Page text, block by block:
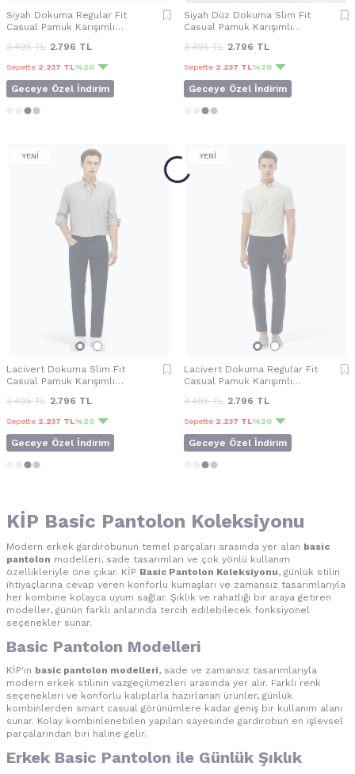
Siyah Dokuma Regular Fit
Casual Pamuk Karışımlı
3.495TL 2.796 TL
Sepette 2.237 TL%20
Geceye Özel İndirim
Siyah Düz Dokuma Slim Fit
Casual Pamuk Karışımlı
3.495TL 2.796 TL
Sepette 2.237 TL%20
Geceye Özel İndirim
YENİ
Lacivert Dokuma Slim Fit
Casual Pamuk Karışımlı
3.495TL 2.796 TL
Sepette 2.237 TL%20
Geceye Özel İndirim
YENİ
Lacivert Dokuma Regular Fit
Casual Pamuk Karışımlı
3.495TL 2.796 TL
Sepette 2.237 TL%20
Geceye Özel İndirim
KİP Basic Pantolon Koleksiyonu
Modern erkek gardırobunun temel parçaları arasında yer alan basic
pantolon modelleri, sade tasarımları ve çok yönlü kullanım
özellikleriyle öne çıkar. KİP Basic Pantolon Koleksiyonu, günlük stilin
ihtiyaçlarına cevap veren konforlu kumaşları ve zamansız tasarımlarıyla
her kombine kolayca uyum sağlar. Şıklık ve rahatlığı bir araya getiren
modeller, günün farklı anlarında tercih edilebilecek fonksiyonel
seçenekler sunar.
Basic Pantolon Modelleri
KİP'in basic pantolon modelleri, sade ve zamansız tasarımlarıyla
modern erkek stilinin vazgeçilmezleri arasında yer alır. Farklı renk
seçenekleri ve konforlu kalıplarla hazırlanan ürünler, günlük
kombinlerden smart casual görünümlere kadar geniş bir kullanım alanı
sunar. Kolay kombinlenebilen yapıları sayesinde gardırobun en işlevsel
parçalarından biri haline gelir.
Erkek Basic Pantolon ile Günlük Şıklık